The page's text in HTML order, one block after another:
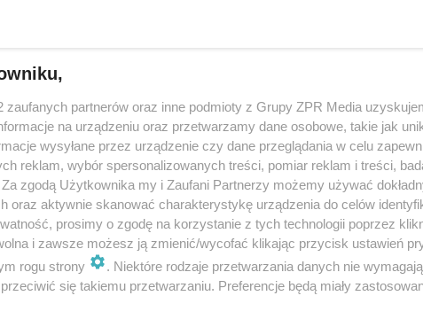
zaufanych partnerów oraz inne podmioty z Grupy ZPR Media
na urządzeniu oraz przetwarzamy dane osobowe, takie jak
wysyłane przez urządzenie czy dane przeglądania w celu
reklam, wybór spersonalizowanych treści, pomiar reklam i treści,
Za zgodą Użytkownika my i Zaufani Partnerzy możemy używać
oraz aktywnie skanować charakterystykę urządzenia do celów
prosimy o zgodę na korzystanie z tych technologii poprzez
i zawsze możesz ją zmienić/wycofać klikając przycisk ustawień
rogu strony
. Niektóre rodzaje przetwarzania danych nie
się takiemu przetwarzaniu. Preferencje będą miały